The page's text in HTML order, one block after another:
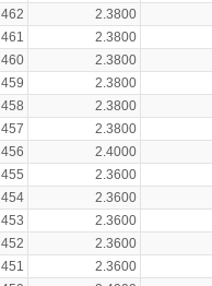
462 2.3800
461 2.3800
460 2.3800
459 2.3800
458 2.3800
457 2.3800
456 2.4000
455 2.3600
454 2.3600
453 2.3600
452 2.3600
451 2.3600